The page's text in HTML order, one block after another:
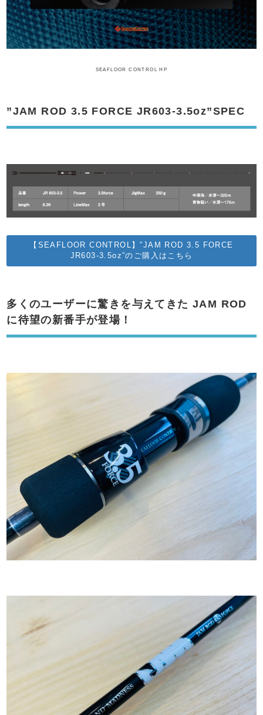
SEAFLOOR CONTROL HP
”JAM ROD 3.5 FORCE JR603-3.5oz”SPEC
【SEAFLOOR CONTROL】”JAM ROD 3.5 FORCE
JR603-3.5oz”のご購入はこちら
多くのユーザーに驚きを与えてきた JAM ROD
に待望の新番手が登場！